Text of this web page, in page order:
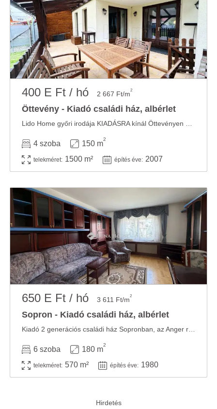
400 E Ft / hó 2 667 Ft/m2
Öttevény - Kiadó családi ház, albérlet
4 szoba 150 m
2
telekméret: 1500 m² építés éve: 2007
650 E Ft / hó 3 611 Ft/m2
Sopron - Kiadó családi ház, albérlet
6 szoba 180 m
2
telekméret: 570 m² építés éve: 1980